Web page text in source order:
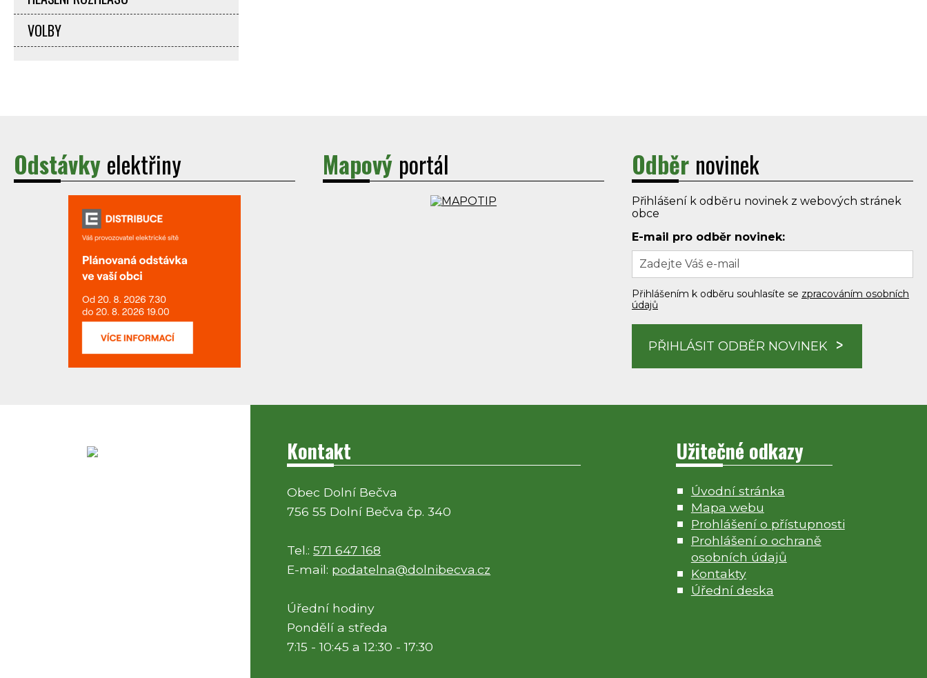
VOLBY
Odstávky elektřiny Mapový portál Odběr novinek
Přihlášení k odběru novinek z webových stránek
obce
E-mail pro odběr novinek:
Přihlášením k odběru souhlasíte se zpracováním osobních
údajů
PŘIHLÁSIT ODBĚR NOVINEK
Kontakt
Obec Dolní Bečva
756 55 Dolní Bečva čp. 340
Tel.:571 647 168
E-mail: podatelna@dolnibecva.cz
Úřední hodiny
Pondělí a středa
7:15 - 10:45 a 12:30 - 17:30
Užitečné odkazy
Úvodní stránka
Mapa webu
Prohlášení o přístupnosti
Prohlášení o ochraně
osobních údajů
Kontakty
Úřední deska